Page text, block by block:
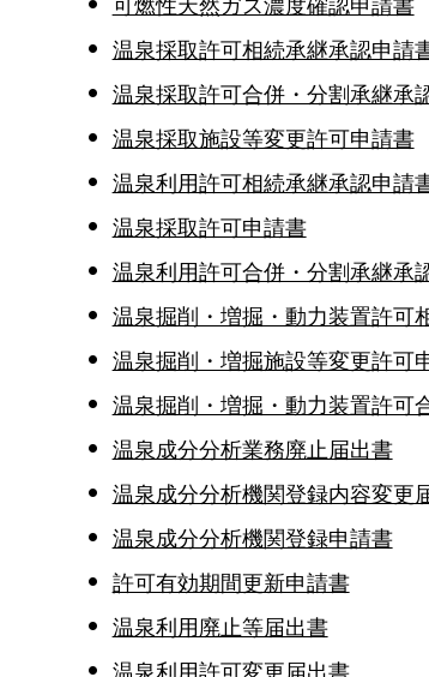
可燃性天然ガス濃度確認申請書
温泉採取許可相続承継承認申請
温泉採取許可合併・分割承継承
温泉採取施設等変更許可申請書
温泉利用許可相続承継承認申請
温泉採取許可申請書
温泉利用許可合併・分割承継承
温泉掘削・増掘・動力装置許可
温泉掘削・増掘施設等変更許可
温泉掘削・増掘・動力装置許可
温泉成分分析業務廃止届出書
温泉成分分析機関登録内容変更
温泉成分分析機関登録申請書
許可有効期間更新申請書
温泉利用廃止等届出書
温泉利用許可変更届出書